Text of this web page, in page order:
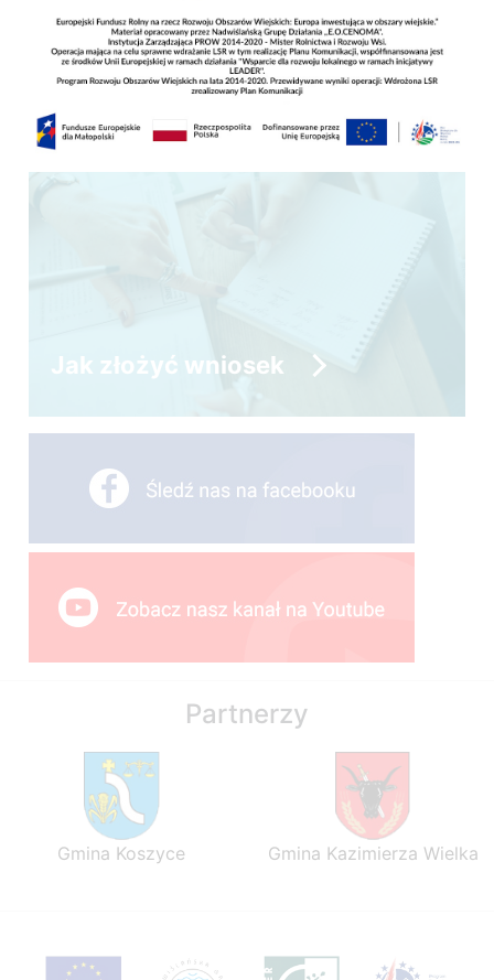
MARKA LOKALNA
Jak złożyć wniosek
Partnerzy
Gmina Koszyce Gmina Kazimierza Wielka